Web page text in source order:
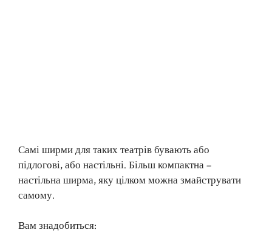
Самі ширми для таких театрів бувають або
підлогові, або настільні. Більш компактна –
настільна ширма, яку цілком можна змайструвати
самому.
Вам знадобиться: